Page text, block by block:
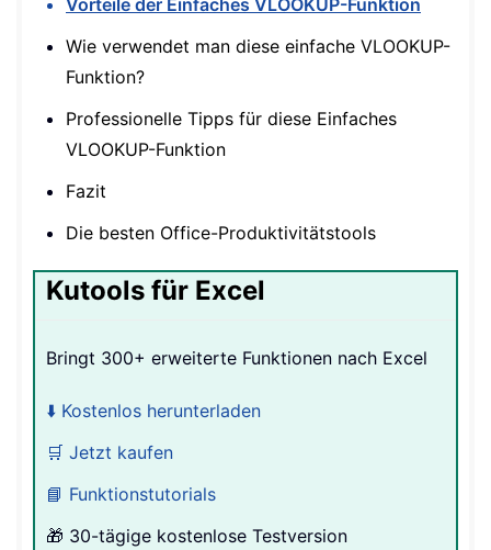
Wie verwendet man diese einfache VLOOKUP-
Funktion?
Professionelle Tipps für diese Einfaches
VLOOKUP-Funktion
Fazit
Die besten Office-Produktivitätstools
Kutools für Excel
Bringt 300+ erweiterte Funktionen nach Excel
⬇️ Kostenlos herunterladen
🛒 Jetzt kaufen
📘 Funktionstutorials
🎁 30-tägige kostenlose Testversion